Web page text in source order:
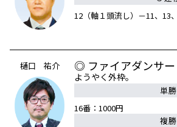
12（軸１頭流し）－11、13
樋口 祐介 ◎ ファイアダンサー
ようやく外枠。
単勝
16番：1000円
複勝